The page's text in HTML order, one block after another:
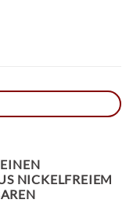
NICKELFREIEM